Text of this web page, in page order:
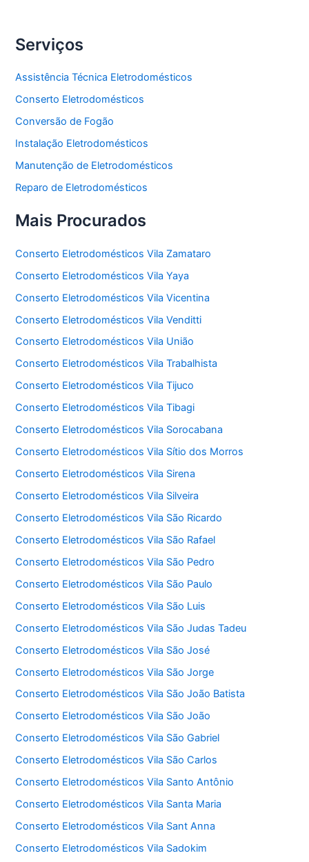
Serviços
Assistência Técnica Eletrodomésticos
Conserto Eletrodomésticos
Conversão de Fogão
Instalação Eletrodomésticos
Manutenção de Eletrodomésticos
Reparo de Eletrodomésticos
Mais Procurados
Conserto Eletrodomésticos Vila Zamataro
Conserto Eletrodomésticos Vila Yaya
Conserto Eletrodomésticos Vila Vicentina
Conserto Eletrodomésticos Vila Venditti
Conserto Eletrodomésticos Vila União
Conserto Eletrodomésticos Vila Trabalhista
Conserto Eletrodomésticos Vila Tijuco
Conserto Eletrodomésticos Vila Tibagi
Conserto Eletrodomésticos Vila Sorocabana
Conserto Eletrodomésticos Vila Sítio dos Morros
Conserto Eletrodomésticos Vila Sirena
Conserto Eletrodomésticos Vila Silveira
Conserto Eletrodomésticos Vila São Ricardo
Conserto Eletrodomésticos Vila São Rafael
Conserto Eletrodomésticos Vila São Pedro
Conserto Eletrodomésticos Vila São Paulo
Conserto Eletrodomésticos Vila São Luis
Conserto Eletrodomésticos Vila São Judas Tadeu
Conserto Eletrodomésticos Vila São José
Conserto Eletrodomésticos Vila São Jorge
Conserto Eletrodomésticos Vila São João Batista
Conserto Eletrodomésticos Vila São João
Conserto Eletrodomésticos Vila São Gabriel
Conserto Eletrodomésticos Vila São Carlos
Conserto Eletrodomésticos Vila Santo Antônio
Conserto Eletrodomésticos Vila Santa Maria
Conserto Eletrodomésticos Vila Sant Anna
Conserto Eletrodomésticos Vila Sadokim